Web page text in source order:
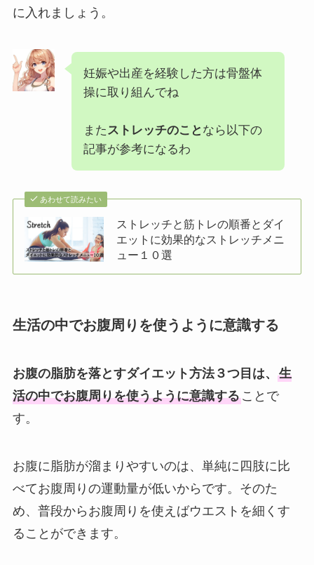
に入れましょう。
妊娠や出産を経験した方は骨盤体
操に取り組んでね
またストレッチのこと なら以下の
記事が参考になるわ
あわせて読みたい
ストレッチと筋トレの順番とダイ
エットに効果的なストレッチメニ
ュー１０選
生活の中でお腹周りを使うように意識する
お腹の脂肪を落とすダイエット方法３つ目は、 生
活の中でお腹周りを使うように意識することで
す。
お腹に脂肪が溜まりやすいのは、単純に四肢に比
べてお腹周りの運動量が低いからです。そのた
め、普段からお腹周りを使えばウエストを細くす
ることができます。